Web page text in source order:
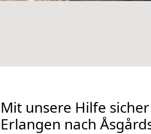
Mit unsere Hilfe
Erlangen nach